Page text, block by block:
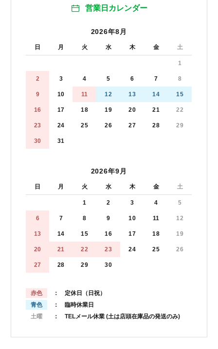
営業日カレンダー
2026年8月
日 月 火 水 木 金 土
1
2 3 4 5 6 7 8
9 10 11 12 13 14 15
16 17 18 19 20 21 22
23 24 25 26 27 28 29
30 31
2026年9月
日 月 火 水 木 金 土
1 2 3 4 5
6 7 8 9 10 11 12
13 14 15 16 17 18 19
20 21 22 23 24 25 26
27 28 29 30
赤色
： 定休日（日祝）
青色
： 臨時休業日
土曜
： TELメール休業 (土は店頭在庫品の発送のみ)